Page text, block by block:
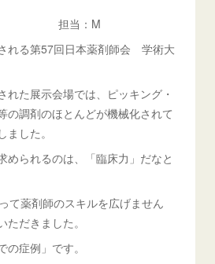
当：M
れる第57回日本薬剤師会 学術大
れた展示会場では、ピッキング・
の調剤のほとんどが機械化されて
した。
められるのは、「臨床力」だなと
て薬剤師のスキルを広げません
だきました。
症例」です。